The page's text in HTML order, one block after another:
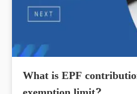
What is EPF